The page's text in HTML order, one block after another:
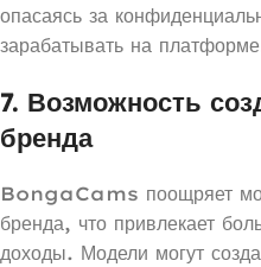
опасаясь за
зарабатывать на
7. Возможность
бренда
BongaCams поощряет
бренда, что привлекает
доходы. Модели могут